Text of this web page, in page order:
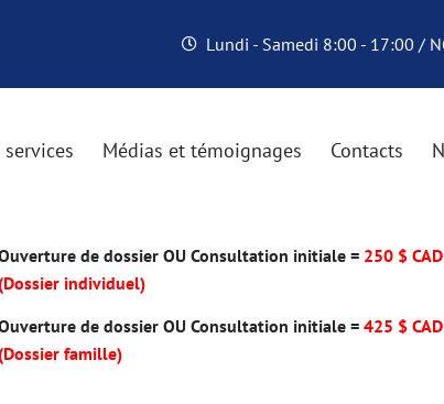
Lundi - Samedi 8:00 - 17:00 /
services Médias et témoignages Contacts
de dossier OU Consultation initiale = 250 $
(Dossier individuel)
de dossier OU Consultation initiale =425 $ CAD
(Dossier famille)